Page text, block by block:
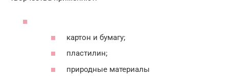
картон и бумагу;
пластилин;
природные материалы